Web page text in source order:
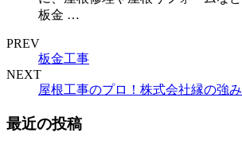
板金 …
PREV
板金工事
NEXT
屋根工事のプロ！株式会社縁の強み
最近の投稿